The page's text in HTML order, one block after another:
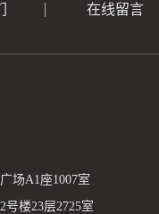
在线留言
场A1座1007室
楼23层2725室